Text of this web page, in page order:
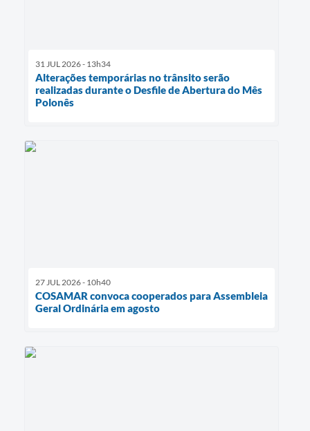
31 JUL 2026 - 13h34
Alterações temporárias no trânsito serão
realizadas durante o Desfile de Abertura do Mês
Polonês
27 JUL 2026 - 10h40
COSAMAR convoca cooperados para Assembleia
Geral Ordinária em agosto